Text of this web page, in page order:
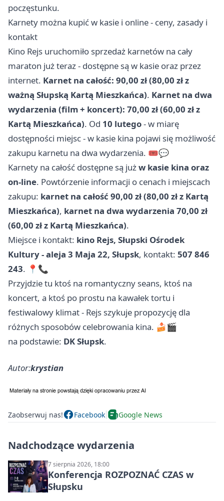
poczęstunku.
Karnety można kupić w kasie i online - ceny, zasady i
kontakt
Kino Rejs uruchomiło sprzedaż karnetów na cały
maraton już teraz - dostępne są w kasie oraz przez
internet. Karnet na całość: 90,00 zł (80,00 zł z
ważną Słupską Kartą Mieszkańca). Karnet na dwa
wydarzenia (film + koncert): 70,00 zł (60,00 zł z
Kartą Mieszkańca). Od 10 lutego- w miarę
dostępności miejsc - w kasie kina pojawi się możliwość
zakupu karnetu na dwa wydarzenia. 🎟️💬
Karnety na całość dostępne są jużw kasie kina oraz
on-line. Powtórzenie informacji o cenach i miejscach
zakupu: karnet na całość 90,00 zł (80,00 zł z Kartą
Mieszkańca), karnet na dwa wydarzenia 70,00 zł
(60,00 zł z Kartą Mieszkańca).
Miejsce i kontakt: kino Rejs, Słupski Ośrodek
Kultury - aleja 3 Maja 22, Słupsk, kontakt: 507 846
243. 📍📞
Przyjdzie tu ktoś na romantyczny seans, ktoś na
koncert, a ktoś po prostu na kawałek tortu i
festiwalowy klimat - Rejs szykuje propozycję dla
różnych sposobów celebrowania kina. 🍰🎬
na podstawie: DK Słupsk.
Autor:krystian
Zaobserwuj nas! Facebook Google News
Nadchodzące wydarzenia
7 sierpnia 2026, 18:00
Konferencja ROZPOZNAĆ CZAS w
Słupsku